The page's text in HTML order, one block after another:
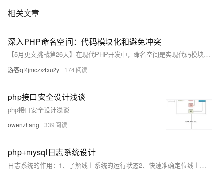
相关文章
深入PHP命名空间：代码模块化和避免冲突
【5月更文挑战第26天】在现代PHP开发中，命名空间是实现代码模块化、防止类名和函数名冲突的关键技术。本文将深入探讨PHP命名空间的概念、实现原理及其在实际项目中的应用，帮助开发者更好地理解和使用命名空间，提高代码的可维护性和可扩展性。
游客qf4jmczx4xu2y 174
php接口安全设计浅谈
php接口安全设计浅谈
owenzhang 339
php+mysql日志系统设计
日志系统的作用：1、了解线上系统的运行状态2、快速准确定位线上问题3、发现系统瓶颈4、预警系统潜在风险5、挖掘产品最大价值6、…… 设计目标：1、支持高并发日志写入2、亿级消息内容存储3、支持监控报警4、分布式、高可用 存储选择：mysql TokuDB+redismysql TokuDB是一个支持事务的“新”引擎，有着出色的数据压缩功能。